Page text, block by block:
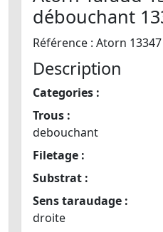
débouchant
Référence : Atorn 13347
Description
Categories :
Trous :
debouchant
Filetage :
Substrat :
Sens taraudage :
droite